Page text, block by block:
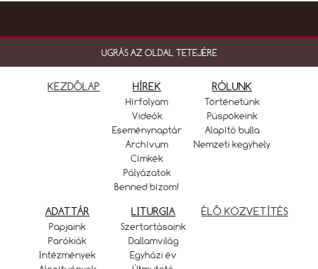
UGRÁS AZ OLDAL TETEJÉRE
KEZDŐLAP HÍREK
Hírfolyam
Videók
Eseménynaptár
Archívum
Címkék
Pályázatok
Benned bízom!
RÓLUNK
Történetünk
Püspökeink
Alapító bulla
Nemzeti kegyhely
ADATTÁR
Papjaink
Parókiák
Intézmények
LITURGIA
Szertartásaink
Dallamvilág
Egyházi év
ÉLŐ KÖZVETÍTÉS